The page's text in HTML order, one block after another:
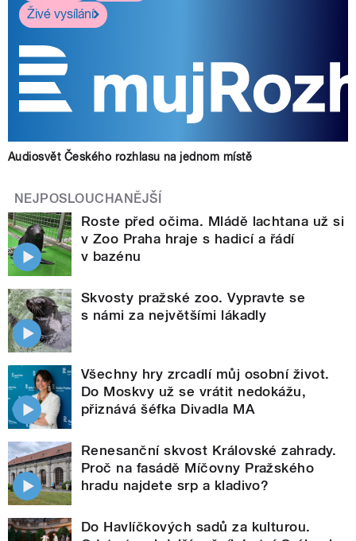
Živé vysílání
Audiosvět Českého rozhlasu na jednom místě
NEJPOSLOUCHANĚJŠÍ
Roste před očima. Mládě lachtana už si
v Zoo Praha hraje s hadicí a řádí
v bazénu
Skvosty pražské zoo. Vypravte se
s námi za největšími lákadly
Všechny hry zrcadlí můj osobní život.
Do Moskvy už se vrátit nedokážu,
přiznává šéfka Divadla MA
Renesanční skvost Královské zahrady.
Proč na fasádě Míčovny Pražského
hradu najdete srp a kladivo?
Do Havlíčkových sadů za kulturou.